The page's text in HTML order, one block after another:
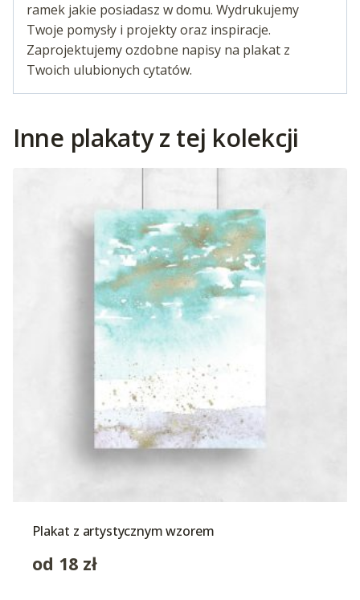
ramek jakie posiadasz w domu. Wydrukujemy
Twoje pomysły i projekty oraz inspiracje.
Zaprojektujemy ozdobne napisy na plakat z
Twoich ulubionych cytatów.
Inne plakaty z tej kolekcji
Plakat z artystycznym wzorem
od 18 zł